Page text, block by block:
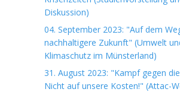
Diskussion)
04. September 2023: "Auf dem
nachhaltigere Zukunft" (Umwelt
Klimaschutz im Münsterland)
31. August 2023: "Kampf gegen
Nicht auf unsere Kosten!" (Attac-